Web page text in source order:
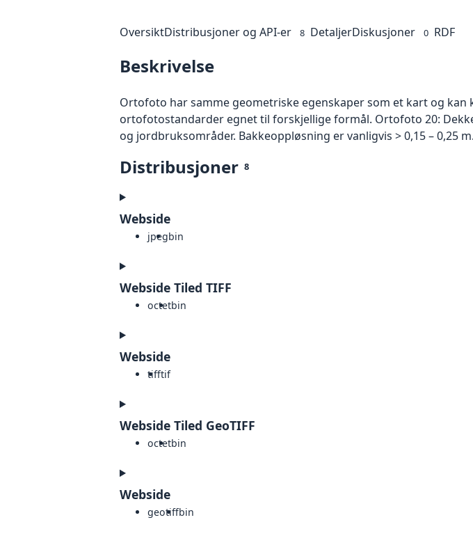
OversiktDistribusjoner og API-er 8 DetaljerDiskusjoner 0 RDF
Beskrivelse
Ortofoto har samme geometriske egenskaper som et kart og
ortofotostandarder egnet til forskjellige formål. Ortofoto 20:
og jordbruksområder. Bakkeoppløsning er vanligvis > 0,15 – 0,25
Distribusjoner 8
Webside
jpegbin
Webside Tiled TIFF
octetbin
Webside
tifftif
Webside Tiled GeoTIFF
octetbin
Webside
geotiffbin